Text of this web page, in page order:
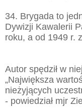
34. Brygada to
Dywizji Kawalerii
roku, a od 1949 r.
Autor spędził w
„Największa
nieżyjących
- powiedział mjr